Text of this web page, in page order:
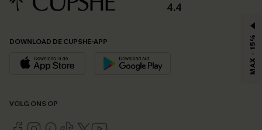
4.4
DOWNLOAD DE CUPSHE-APP
VOLG ONS OP
MAX - 15%